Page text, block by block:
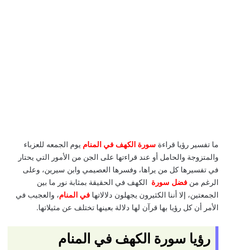
ما تفسير رؤيا قراءة سورة الكهف في المنام يوم الجمعه للعزباء
والمتزوجة والحامل أو عند قراءتها على الجن من الأمور التي يحتار
في تفسيرها كل من يراها، وفسرها العصيمي وابن سيرين، وعلى
الرغم من فضل سورة الكهف في الحقيقة بمثابة نور ما بين
الجمعتين، إلا أننا الكثيرون يجهلون دلالاتها في المنام، والعجيب في
الأمر أن كل رؤيا بها قرآن لها دلالة بعينها تختلف عن مثيلاتها.
رؤيا سورة الكهف في المنام